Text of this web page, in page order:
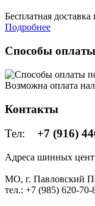
Бесплатная
Подробнее
Способы оплаты
Возможна оплата
Контакты
Тел: +7 (916)
Адреса шинных
МО, г. Павловский
тел.: +7 (985) 620-70-